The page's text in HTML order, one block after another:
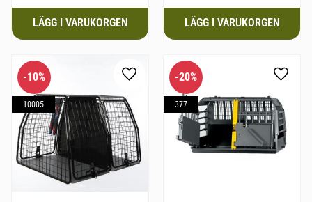
10%
10005
Lägg till i favoriter
20%
377
Lägg